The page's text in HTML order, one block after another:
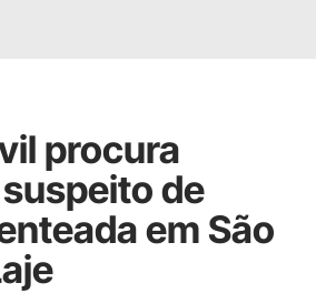
procura
de
em São